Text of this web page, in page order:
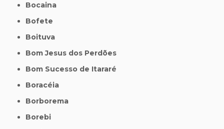
Bocaina
Bofete
Boituva
Bom Jesus dos Perdões
Bom Sucesso de Itararé
Boracéia
Borborema
Borebi